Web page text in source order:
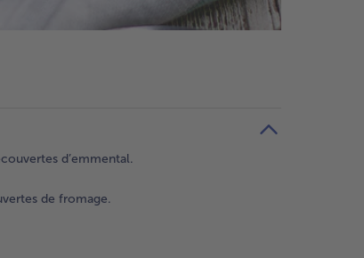
d’emmental.
de fromage.